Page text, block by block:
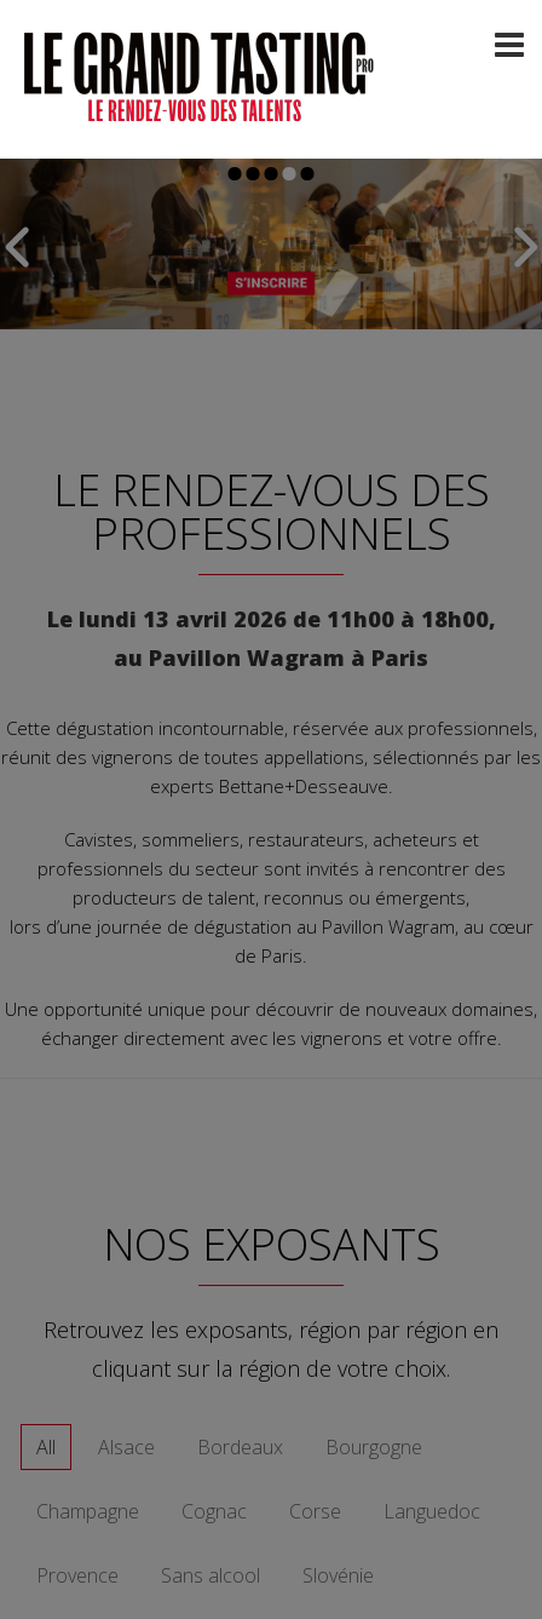
LE RENDEZ-VOUS DES
PROFESSIONNELS
Le lundi 13 avril 2026 de 11h00 à 18h00,
au Pavillon Wagram à Paris
Cette dégustation incontournable, réservée aux professionnels,
réunit des vignerons de toutes appellations, sélectionnés par les
experts Bettane+Desseauve.
Cavistes, sommeliers, restaurateurs, acheteurs et
professionnels du secteur sont invités à rencontrer des
producteurs de talent, reconnus ou émergents,
lors d’une journée de dégustation au Pavillon Wagram, au cœur
de Paris.
Une opportunité unique pour découvrir de nouveaux domaines,
échanger directement avec les vignerons et votre offre.
NOS EXPOSANTS
Retrouvez les exposants, région par région en
cliquant sur la région de votre choix.
All Alsace Bordeaux Bourgogne
Champagne Cognac Corse Languedoc
Provence Sans alcool Slovénie